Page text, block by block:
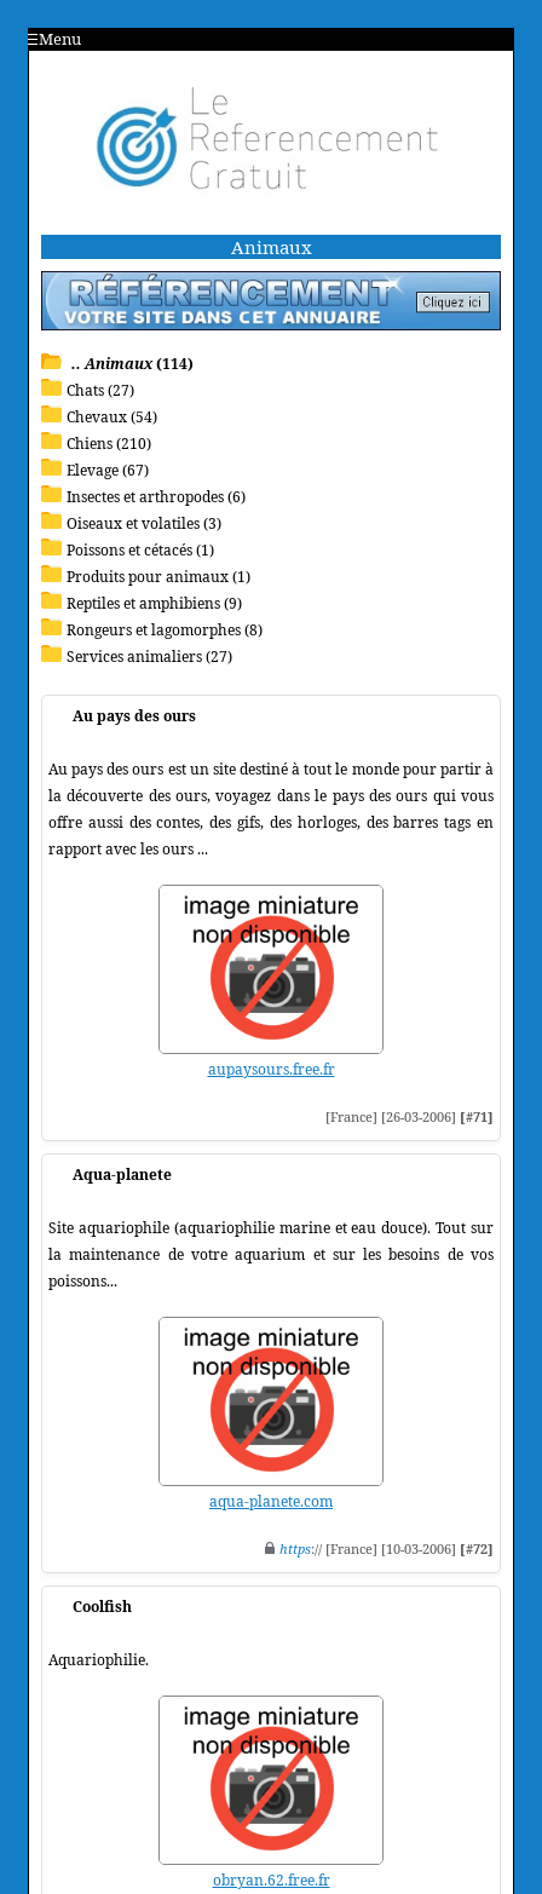
Menu
Animaux
.. Animaux(114)
Chats (27)
Chevaux (54)
Chiens (210)
Elevage (67)
Insectes et arthropodes (6)
Oiseaux et volatiles (3)
Poissons et cétacés (1)
Produits pour animaux (1)
Reptiles et amphibiens (9)
Rongeurs et lagomorphes (8)
Services animaliers (27)
Au pays des ours
Au pays des ours est un site destiné à tout le monde pour partir à
la découverte des ours, voyagez dans le pays des ours qui vous
offre aussi des contes, des gifs, des horloges, des barres tags en
rapport avec les ours ...
aupaysours.free.fr
[France] [26-03-2006] [#71]
Aqua-planete
Site aquariophile (aquariophilie marine et eau douce). Tout sur
la maintenance de votre aquarium et sur les besoins de vos
poissons...
aqua-planete.com
https:// [France] [10-03-2006] [#72]
Coolfish
Aquariophilie.
obryan.62.free.fr